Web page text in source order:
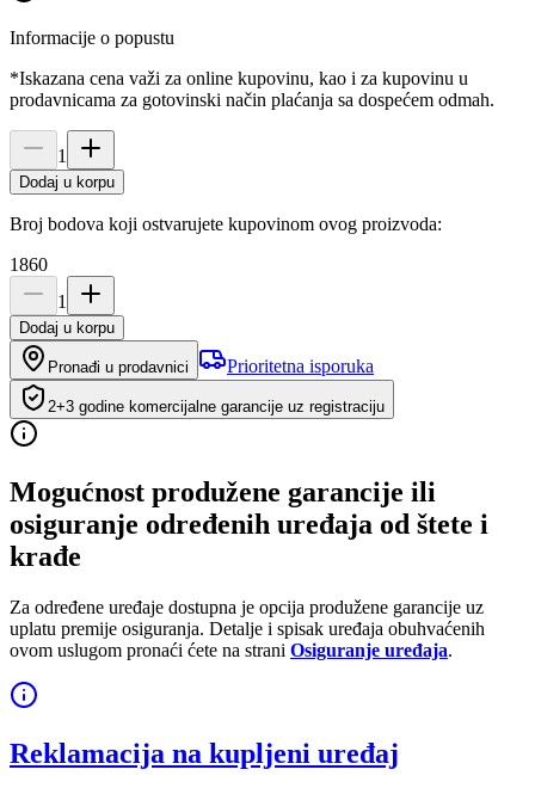
Informacije o popustu
*Iskazana cena važi za online kupovinu, kao i za kupovinu u
prodavnicama za gotovinski način plaćanja sa dospećem odmah.
1
Dodaj u korpu
Broj bodova koji ostvarujete kupovinom ovog proizvoda:
1860
1
Dodaj u korpu
Pronađi u prodavnici Prioritetna isporuka
2+3 godine komercijalne garancije uz registraciju
Mogućnost produžene garancije ili
osiguranje određenih uređaja od štete i
krađe
Za određene uređaje dostupna je opcija produžene garancije uz
uplatu premije osiguranja. Detalje i spisak uređaja obuhvaćenih
ovom uslugom pronaći ćete na strani Osiguranje uređaja.
Reklamacija na kupljeni uređaj